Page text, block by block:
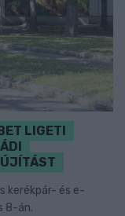
LIGETI
kerékpár- és e-
8-án.